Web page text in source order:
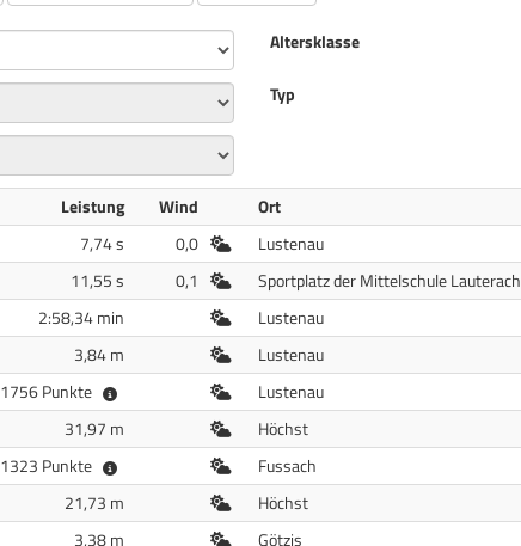
Altersklasse
Typ
Leistung Wind Ort
7,74 s 0,0 FreiluftLustenau
11,55 s 0,1 FreiluftSportplatz der Mittelschule Lauterach
2:58,34 min FreiluftLustenau
3,84 m FreiluftLustenau
1756 Punkte FreiluftLustenau
31,97 m FreiluftHöchst
1323 Punkte FreiluftFussach
21,73 m FreiluftHöchst
3,38 m FreiluftGötzis